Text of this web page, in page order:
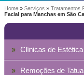
Home » Serviços » Tratamentos
Facial para Manchas em São
Clínicas de Estética
Remoções de